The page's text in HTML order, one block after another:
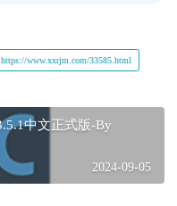
www.xxrjm.com/33585.html
中文正式版-By
2024-09-05